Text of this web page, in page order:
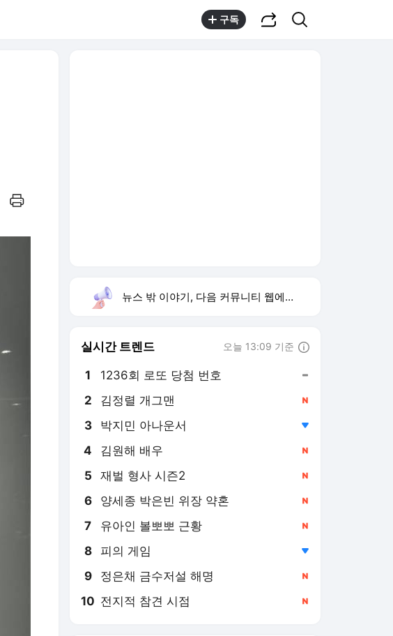
구독
뉴스 밖 이야기, 다음 커뮤니티 웹에서 보기
실시간 트렌드 오늘 13:09 기준
1 1236회 로또 당첨 번호
2 김정렬 개그맨
3 박지민 아나운서
4 김원해 배우
5 재벌 형사 시즌2
6 양세종 박은빈 위장 약혼
7 유아인 볼뽀뽀 근황
8 피의 게임
9 정은채 금수저설 해명
10 전지적 참견 시점